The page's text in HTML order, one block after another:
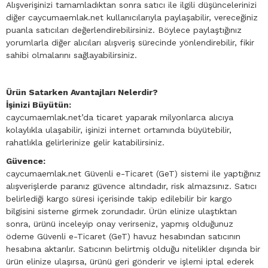
Alışverişinizi tamamladıktan sonra satıcı ile ilgili düşüncelerinizi
diğer caycumaemlak.net kullanıcılarıyla paylaşabilir, vereceğiniz
puanla satıcıları değerlendirebilirsiniz. Böylece paylaştığınız
yorumlarla diğer alıcıları alışveriş sürecinde yönlendirebilir, fikir
sahibi olmalarını sağlayabilirsiniz.
Ürün Satarken Avantajları Nelerdir?
İşinizi Büyütün:
caycumaemlak.net’da ticaret yaparak milyonlarca alıcıya
kolaylıkla ulaşabilir, işinizi internet ortamında büyütebilir,
rahatlıkla gelirlerinize gelir katabilirsiniz.
Güvence:
caycumaemlak.net Güvenli e-Ticaret (GeT) sistemi ile yaptığınız
alışverişlerde paranız güvence altındadır, risk almazsınız. Satıcı
belirlediği kargo süresi içerisinde takip edilebilir bir kargo
bilgisini sisteme girmek zorundadır. Ürün elinize ulaştıktan
sonra, ürünü inceleyip onay verirseniz, yapmış olduğunuz
ödeme Güvenli e-Ticaret (GeT) havuz hesabından satıcının
hesabına aktarılır. Satıcının belirtmiş olduğu nitelikler dışında bir
ürün elinize ulaşırsa, ürünü geri gönderir ve işlemi iptal ederek